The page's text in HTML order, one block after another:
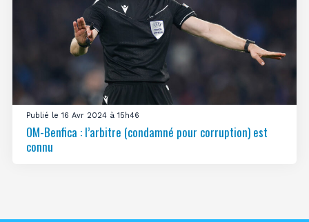
Publié le 16 Avr 2024 à 15h46
OM-Benfica : l’arbitre (condamné pour corruption) est
connu